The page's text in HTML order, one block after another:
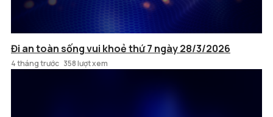
Đi an toàn sống vui khoẻ thứ 7 ngày 28/3/2026
4 tháng trước 358 lượt xem